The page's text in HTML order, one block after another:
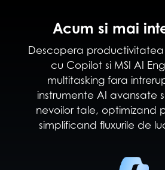
Acum si mai
Descopera
cu Copilot si MSI AI
multitasking fara
instrumente AI avansate
nevoilor tale, optimizand
simplificand fluxurile de